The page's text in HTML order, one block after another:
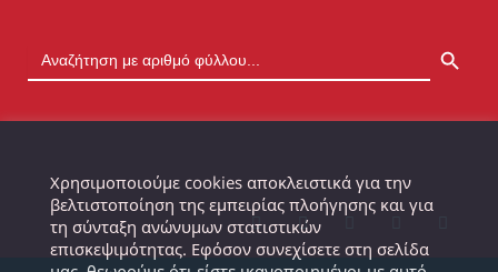
Χρησιμοποιούμε cookies αποκλειστικά για την
βελτιστοποίηση της εμπειρίας πλοήγησης και για
τη σύνταξη ανώνυμων στατιστικών
επισκεψιμότητας. Εφόσον συνεχίσετε στη σελίδα